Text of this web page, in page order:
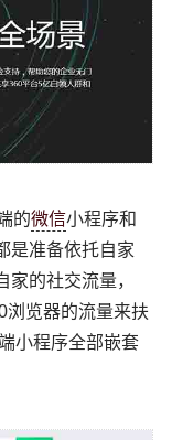
的微信小程序和
是准备依托自家
的社交流量，
浏览器的流量来扶
小程序全部嵌套